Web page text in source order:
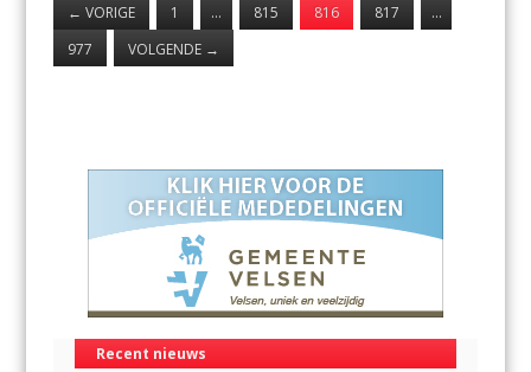
← VORIGE 1 … 815 816 817
…
977
VOLGENDE →
Recent nieuws